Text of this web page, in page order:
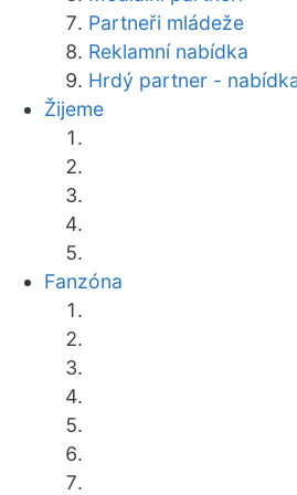
Partneři mládeže
Reklamní nabídka
Hrdý partner -
Žijeme
Fanzóna